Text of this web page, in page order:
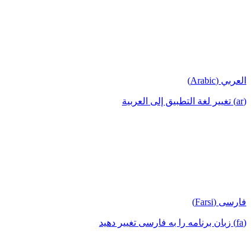
العربي (Arabic)
(ar) تغيير لغة التطبيق إلى العربية
فارسی (Farsi)
(fa) زبان برنامه را به فارسی تغییر دهید